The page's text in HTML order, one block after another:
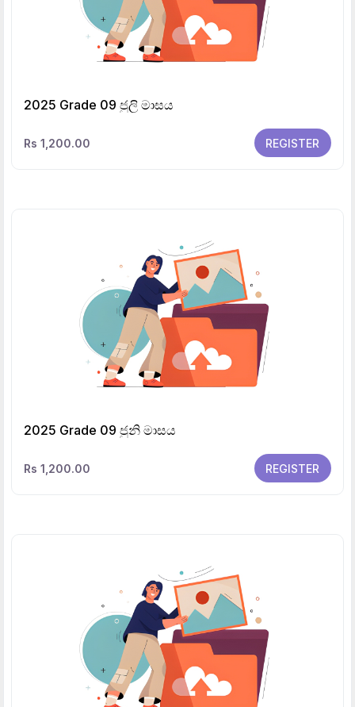
2025 Grade 09 ජුලි මාසය
Rs 1,200.00 REGISTER
2025 Grade 09 ජුනි මාසය
Rs 1,200.00 REGISTER